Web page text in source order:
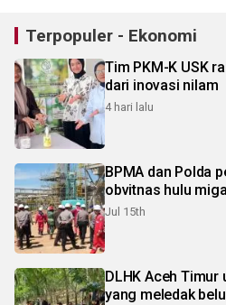
Terpopuler - Ekonomi
Tim PKM-K USK
dari inovasi nilam
4 hari lalu
BPMA dan Polda
obvitnas hulu
Jul 15th
DLHK Aceh
yang meledak